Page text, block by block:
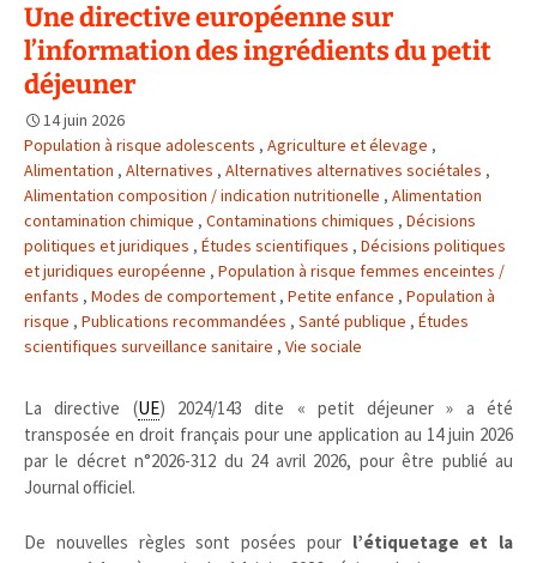
Une directive européenne sur
l’information des ingrédients du petit
déjeuner
14 juin 2026
Population à risque adolescents , Agriculture et élevage ,
Alimentation , Alternatives , Alternatives alternatives sociétales ,
Alimentation composition / indication nutritionelle , Alimentation
contamination chimique , Contaminations chimiques , Décisions
politiques et juridiques , Études scientifiques , Décisions politiques
et juridiques européenne , Population à risque femmes enceintes /
enfants , Modes de comportement , Petite enfance , Population à
risque , Publications recommandées , Santé publique , Études
scientifiques surveillance sanitaire , Vie sociale
La directive (UE) 2024/143 dite « petit déjeuner » a été
transposée en droit français pour une application au 14 juin 2026
par le décret n°2026-312 du 24 avril 2026, pour être publié au
Journal officiel.
De nouvelles règles sont posées pour l’étiquetage et la